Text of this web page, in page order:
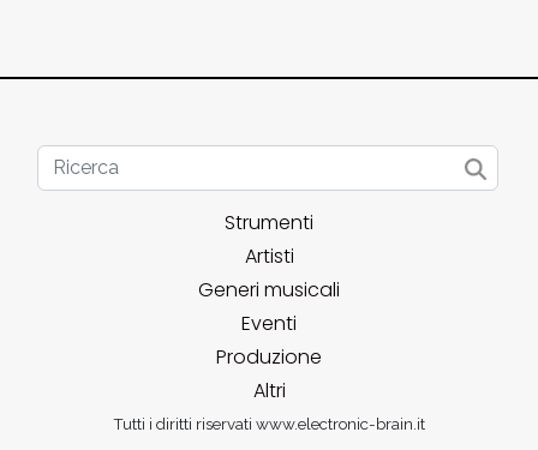
Strumenti
Artisti
Generi musicali
Eventi
Produzione
Altri
Tutti i diritti riservati www.electronic-brain.it